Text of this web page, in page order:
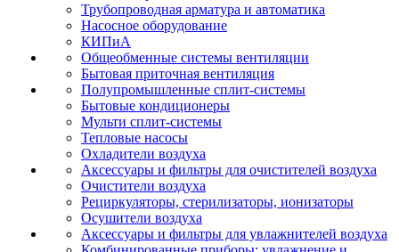
Трубопроводная арматура и автоматика
Насосное оборудование
КИПиА
Общеобменные системы вентиляции
Бытовая приточная вентиляция
Полупромышленные сплит-системы
Бытовые кондиционеры
Мульти сплит-системы
Тепловые насосы
Охладители воздуха
Аксессуары и фильтры для очистителей воздуха
Очистители воздуха
Рециркуляторы, стерилизаторы, ионизаторы
Осушители воздуха
Аксессуары и фильтры для увлажнителей воздуха